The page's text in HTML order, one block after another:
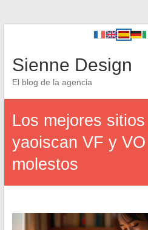
Sienne Design
El blog de la agencia
Los mejores
yaoiscan VF y
molestos